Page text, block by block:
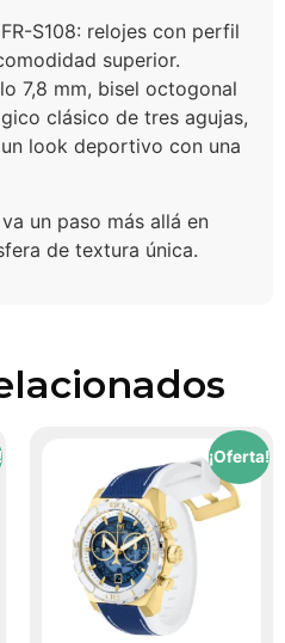
S108: relojes con perfil
superior.
7,8 mm, bisel octogonal
clásico de tres agujas,
look deportivo con una
un paso más allá en
de textura única.
¡Oferta!